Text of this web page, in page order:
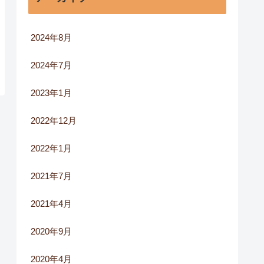
2024年8月
2024年7月
2023年1月
2022年12月
2022年1月
2021年7月
2021年4月
2020年9月
2020年4月